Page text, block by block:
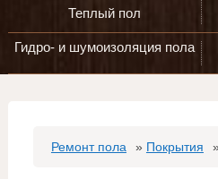
Теплый пол
Гидро- и шумоизоляция пола
Ремонт пола » Покрытия